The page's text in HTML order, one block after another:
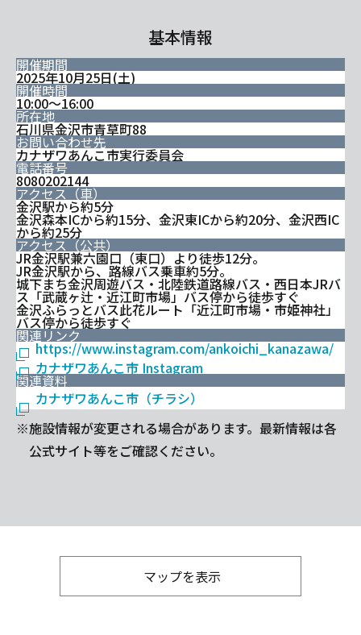
基本情報
開催期間
2025年10月25日(土)
開催時間
10:00～16:00
所在地
石川県金沢市青草町88
お問い合わせ先
カナザワあんこ市実行委員会
電話番号
8080202144
アクセス（車）
金沢駅から約5分
金沢森本ICから約15分、金沢東ICから約20分、金沢西IC
から約25分
アクセス（公共）
JR金沢駅兼六園口（東口）より徒歩12分。
JR金沢駅から、路線バス乗車約5分。
城下まち金沢周遊バス・北陸鉄道路線バス・西日本JRバ
ス「武蔵ヶ辻・近江町市場」バス停から徒歩すぐ
金沢ふらっとバス此花ルート「近江町市場・市姫神社」
バス停から徒歩すぐ
関連リンク
https://www.instagram.com/ankoichi_kanazawa/
カナザワあんこ市 Instagram
関連資料
カナザワあんこ市（チラシ）
※施設情報が変更される場合があります。最新情報は各
公式サイト等をご確認ください。
マップを表示